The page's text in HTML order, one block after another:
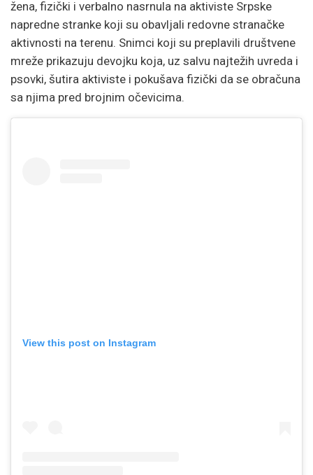
žena, fizički i verbalno nasrnula na aktiviste Srpske
napredne stranke koji su obavljali redovne stranačke
aktivnosti na terenu. Snimci koji su preplavili društvene
mreže prikazuju devojku koja, uz salvu najtežih uvreda i
psovki, šutira aktiviste i pokušava fizički da se obračuna
sa njima pred brojnim očevicima.
View this post on Instagram